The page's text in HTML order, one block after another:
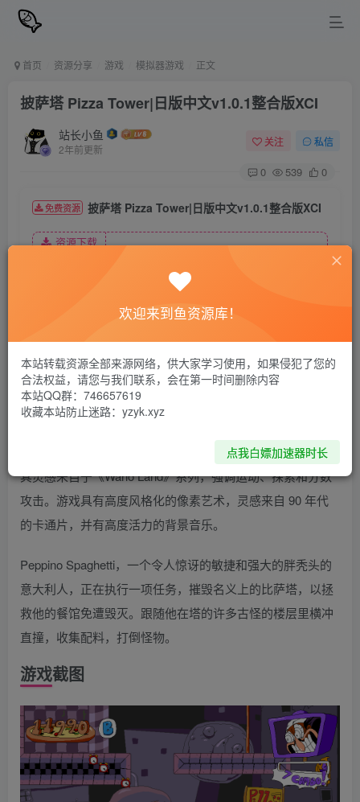
首页 资源分享 游戏 模拟器游戏 正文
披萨塔 Pizza Tower|日版中文v1.0.1整合版XCI
站长小鱼
2年前更新
关注 私信
0 539 0
免费资源 披萨塔 Pizza Tower|日版中文v1.0.1整合版XCI
资源下载
游戏简介
《披萨塔 Pizza Tower》是一款快节奏的2D平台双人动作游
其灵感来自于《Wario Land》系列，强调运动、探索和分数
攻击。游戏具有高度风格化的像素艺术，灵感来自 90 年代
的卡通片，并有高度活力的背景音乐。
Peppino Spaghetti，一个令人惊讶的敏捷和强大的胖秃头的
意大利人，正在执行一项任务，摧毁名义上的比萨塔，以拯
救他的餐馆免遭毁灭。跟随他在塔的许多古怪的楼层里横冲
直撞，收集配料，打倒怪物。
游戏截图
欢迎来到鱼资源库！
本站转载资源全部来源网络，供大家学习使用，如果侵犯了您的
合法权益，请您与我们联系，会在第一时间删除内容
本站QQ群：746657619
收藏本站防止迷路：yzyk.xyz
点我白嫖加速器时长